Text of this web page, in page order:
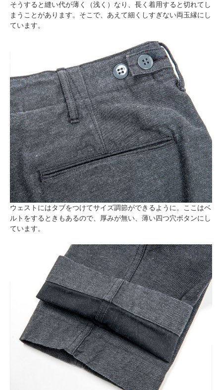
そうすると縫い代が薄く（浅く）なり、長く着用すると切れてし
まうことがあります。そこで、あえて細くしすぎない両玉縁にし
ています。
ウェストにはタブをつけてサイズ調節ができるように。ここはベ
ルトをするときもあるので、厚みが無い、薄い四つ穴ボタンにし
ています。